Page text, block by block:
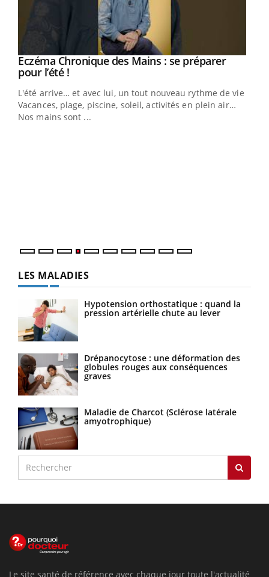
Youtube
Eczéma Chronique des Mains : se préparer
pour l’été !Youtube
L'été arrive… et avec lui, un tout nouveau rythme de vie !
Vacances, plage, piscine, soleil, activités en plein air…
Nos mains sont ...
LES MALADIES
Hypotension orthostatique : quand la
pression artérielle chute au lever
Drépanocytose : une déformation des
globules rouges aux conséquences
graves
Maladie de Charcot (Sclérose latérale
amyotrophique)
Le site santé de référence avec chaque jour toute l'actualité